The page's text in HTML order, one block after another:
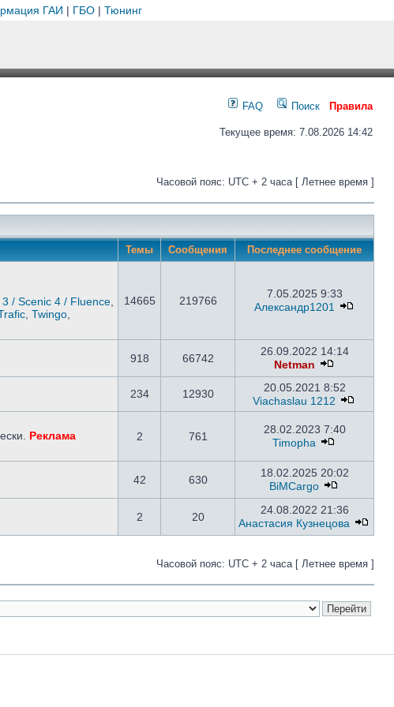
ГАИ | ГБО| Тюнинг
FAQ Поиск Правила
Текущее время: 7.08.2026 14:42
Часовой пояс: UTC + 2 часа [ Летнее время ]
Темы Сообщения Последнее сообщение
/ Scenic 4 / Fluence
Twingo
14665 219766
7.05.2025 9:33
Александр1201
918 66742
26.09.2022 14:14
Netman
234 12930
20.05.2021 8:52
Viachaslau 1212
Реклама
2 761
28.02.2023 7:40
Timopha
42 630
18.02.2025 20:02
BiMCargo
2 20
24.08.2022 21:36
Анастасия Кузнецова
Часовой пояс: UTC + 2 часа [ Летнее время ]